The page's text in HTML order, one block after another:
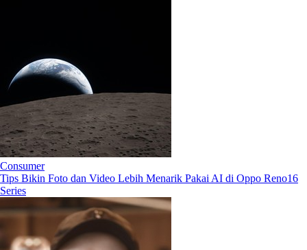
Consumer
Tips Bikin Foto dan Video Lebih Menarik Pakai AI di Oppo Reno16
Series